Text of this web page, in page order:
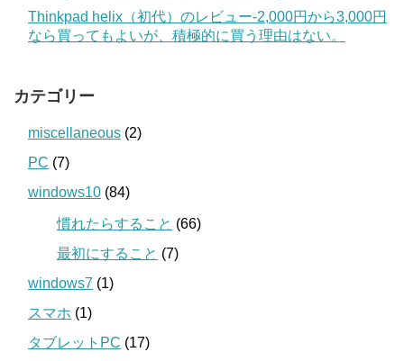
Thinkpad helix（初代）のレビュー‐2,000円から3,000円
なら買ってもよいが、積極的に買う理由はない。
カテゴリー
miscellaneous (2)
PC (7)
windows10 (84)
慣れたらすること (66)
最初にすること (7)
windows7 (1)
スマホ (1)
タブレットPC (17)